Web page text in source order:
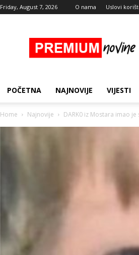
Friday, August 7, 2026 O nama Uslovi
Novine
POČETNA NAJNOVIJE VIJESTI
Home Najnovije DARK0 iz Mostara imao